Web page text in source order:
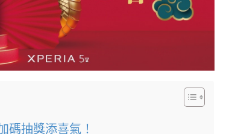
碼抽獎添喜氣！